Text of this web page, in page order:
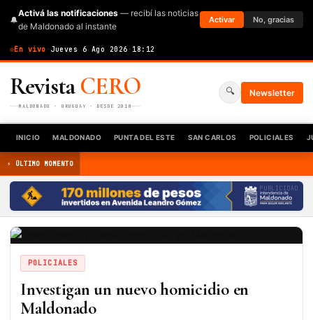
🔔
Activá las notificaciones — recibí las noticias
de Maldonado al instante
Activar No, gracias
En vivo · Jueves 6 Ago 2026 · 18:12
RevistaCERO
MALDONADO · URUGUAY · DESDE 2010
🔍 Newsletter
INICIO MALDONADO PUNTA DEL ESTE SAN CARLOS POLICIALES
⚡ ÚLTIMO MOMENTO
PUBLICIDAD
POLICIALES
Investigan un nuevo homicidio en
Maldonado